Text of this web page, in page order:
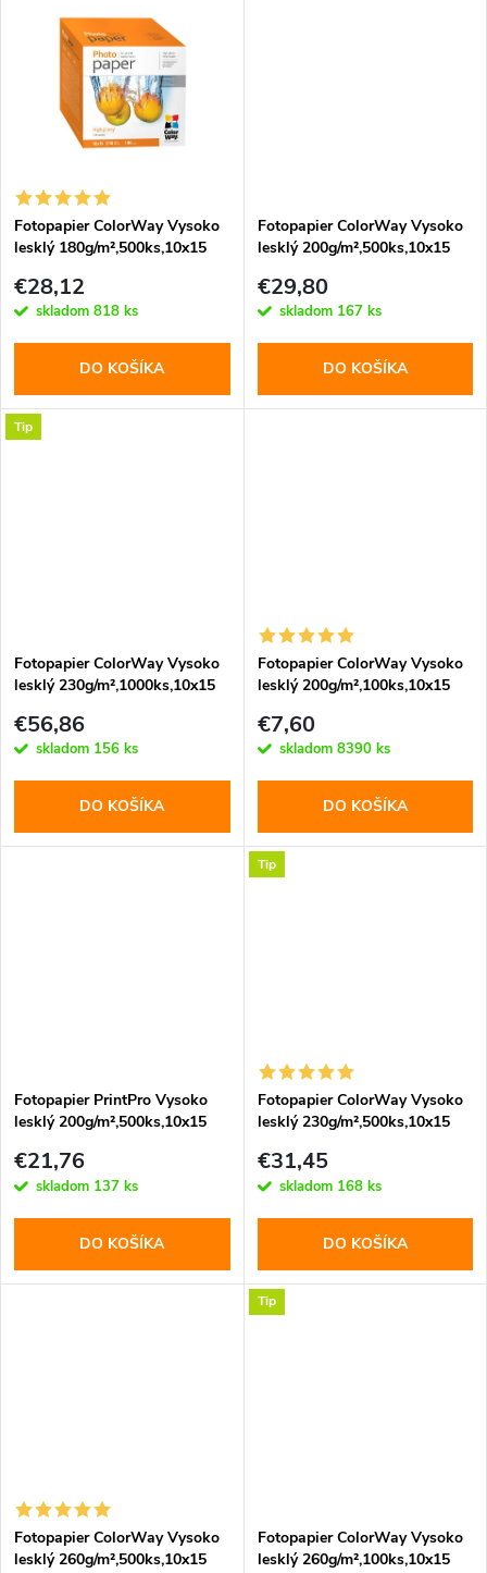
t
o
v
o
v
Fotopapier ColorWay Vysoko
lesklý 180g/m²,500ks,10x15
€28,12
skladom 818 ks
DO KOŠÍKA
Fotopapier ColorWay Vysoko
lesklý 200g/m²,500ks,10x15
€29,80
skladom 167 ks
DO KOŠÍKA
Tip
Fotopapier ColorWay Vysoko
lesklý 230g/m²,1000ks,10x15
€56,86
skladom 156 ks
DO KOŠÍKA
Fotopapier ColorWay Vysoko
lesklý 200g/m²,100ks,10x15
€7,60
skladom 8390 ks
DO KOŠÍKA
Fotopapier PrintPro Vysoko
lesklý 200g/m²,500ks,10x15
€21,76
skladom 137 ks
DO KOŠÍKA
Tip
Fotopapier ColorWay Vysoko
lesklý 230g/m²,500ks,10x15
€31,45
skladom 168 ks
DO KOŠÍKA
Fotopapier ColorWay Vysoko
lesklý 260g/m²,500ks,10x15
Tip
Fotopapier ColorWay Vysoko
lesklý 260g/m²,100ks,10x15